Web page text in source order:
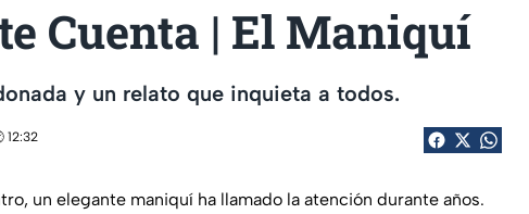
Cuenta | El Maniquí
y un relato que inquieta a todos.
12:32
un elegante maniquí ha llamado la atención durante años.